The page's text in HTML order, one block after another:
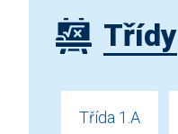
Třídy
Třída 1.A